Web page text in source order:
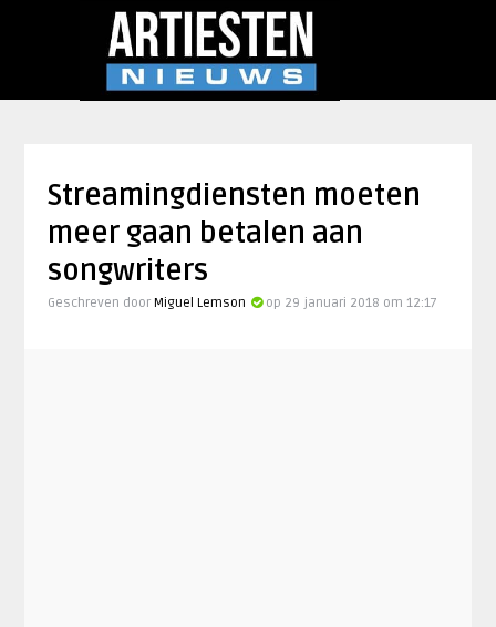
Streamingdiensten moeten
meer gaan betalen aan
songwriters
Geschreven door Miguel Lemson op 29 januari 2018 om 12:17